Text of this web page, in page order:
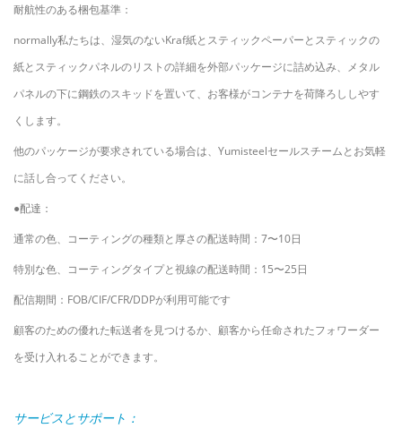
耐航性のある梱包基準：
normally私たちは、湿気のないKraf紙とスティックペーパーとスティックの
紙とスティックパネルのリストの詳細を外部パッケージに詰め込み、メタル
パネルの下に鋼鉄のスキッドを置いて、お客様がコンテナを荷降ろししやす
くします。
他のパッケージが要求されている場合は、Yumisteelセールスチームとお気軽
に話し合ってください。
●配達：
通常の色、コーティングの種類と厚さの配送時間：7〜10日
特別な色、コーティングタイプと視線の配送時間：15〜25日
配信期間：FOB/CIF/CFR/DDPが利用可能です
顧客のための優れた転送者を見つけるか、顧客から任命されたフォワーダー
を受け入れることができます。
サービスとサポート：